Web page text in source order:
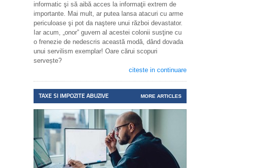
informatic şi să aibă acces la informaţii extrem de
importante. Mai mult, ar putea lansa atacuri cu arme
periculoase şi pot da naştere unui război devastator.
Iar acum, „onor” guvern al acestei colonii susţine cu
o frenezie de nedescris această modă, dând dovada
unui servilism exemplar! Oare cărui scopuri
servește?
citeste in continuare
TAXE SI IMPOZITE ABUZIVE MORE ARTICLES